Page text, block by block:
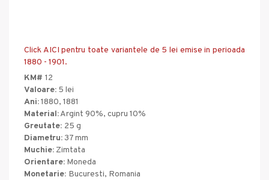
Click AICI pentru toate variantele de 5 lei emise in perioada
1880 - 1901.
KM# 12
Valoare: 5 lei
Ani:1880, 1881
Material:Argint 90%, cupru 10%
Greutate: 25 g
Diametru: 37 mm
Muchie: Zimtata
Orientare: Moneda
Monetarie: Bucuresti, Romania